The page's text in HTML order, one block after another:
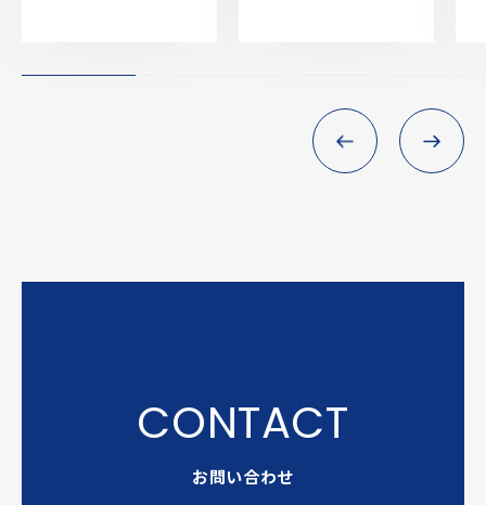
お問い合わせ